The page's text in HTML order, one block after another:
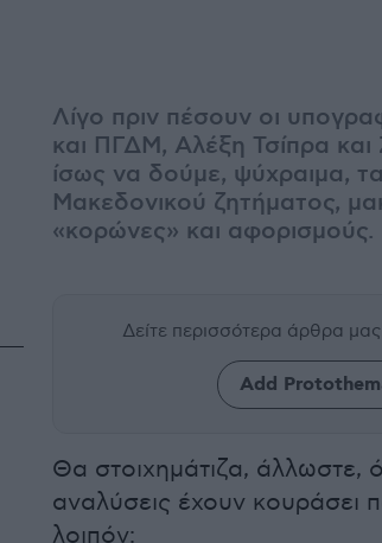
Λίγο πριν πέσουν οι
και ΠΓΔΜ, Αλέξη Τσίπρα
ίσως να δούμε, ψύχραιμα,
Μακεδονικού ζητήματος,
«κορώνες» και αφορισμούς.
Δείτε περισσότερα άρθρα μας
Add
Θα στοιχημάτιζα, άλλωστε,
αναλύσεις έχουν κουράσει
λοιπόν: